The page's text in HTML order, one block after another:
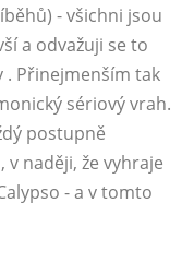
- všichni jsou
a odvažuji se to
. Přinejmenším tak
sériový vrah.
postupně
naději, že vyhraje
- a v tomto